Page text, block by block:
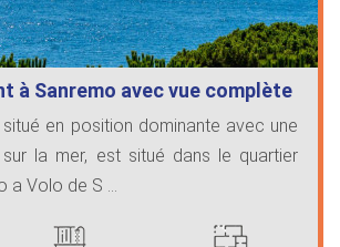
à Sanremo avec vue complète
…
situé en position dominante avec une
la mer, est situé dans le quartier
Volo de S ...